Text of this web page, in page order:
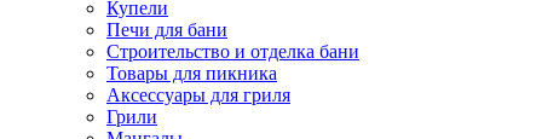
Купели
Печи для бани
Строительство и отделка бани
Товары для пикника
Аксессуары для гриля
Грили